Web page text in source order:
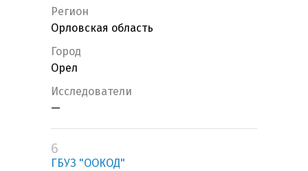
Регион
Орловская область
Город
Орел
Исследователи
—
6
ГБУЗ "ООКОД"